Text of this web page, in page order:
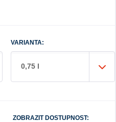
VARIANTA:
0,75 l
ZOBRAZIT DOSTUPNOST: